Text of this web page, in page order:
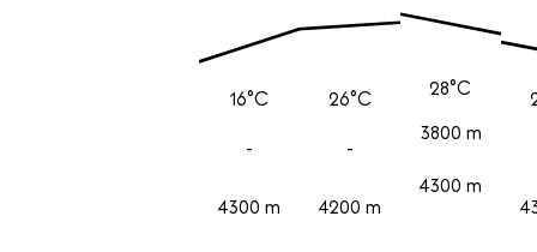
16°C
-
4300 m
26°C
-
4200 m
28°C
3800 m
4300 m